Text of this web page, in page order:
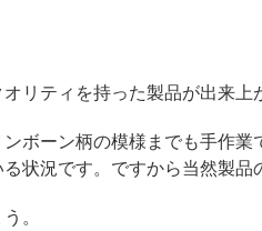
リティを持った製品が出来上
ボーン柄の模様までも手作
状況です。ですから当然製品
。